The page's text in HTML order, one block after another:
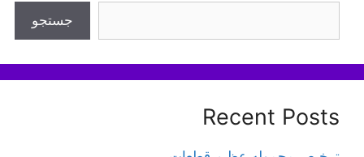
جستجو
Recent Posts